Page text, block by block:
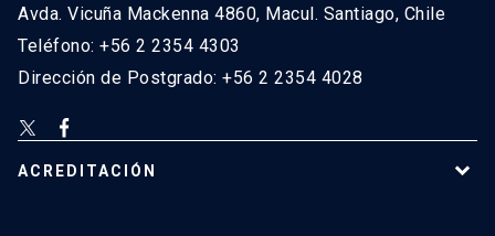
Avda. Vicuña Mackenna 4860, Macul. Santiago, Chile
Teléfono: +56 2 2354 4303
Dirección de Postgrado: +56 2 2354 4028
ACREDITACIÓN